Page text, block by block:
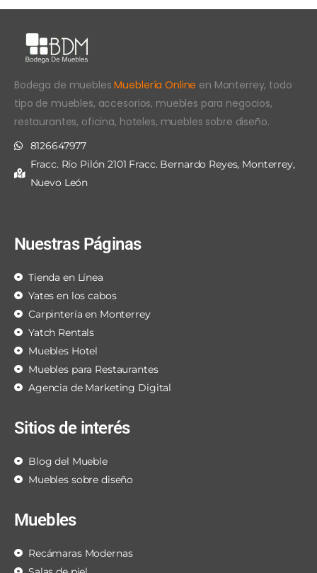
Bodega de mueblesMueblería Online en Monterrey, todo
tipo de muebles, accesorios, muebles para negocios,
restaurantes, oficina, hoteles, muebles sobre diseño.
8126647977
Fracc. Río Pilón 2101 Fracc. Bernardo Reyes, Monterrey,
Nuevo León
Nuestras Páginas
Tienda en Línea
Yates en los cabos
Carpintería en Monterrey
Yatch Rentals
Muebles Hotel
Muebles para Restaurantes
Agencia de Marketing Digital
Sitios de interés
Blog del Mueble
Muebles sobre diseño
Muebles
Recámaras Modernas